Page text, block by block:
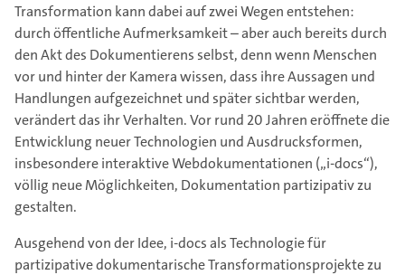
Transformation kann dabei auf zwei Wegen entstehen:
durch öffentliche Aufmerksamkeit – aber auch bereits durch
den Akt des Dokumentierens selbst, denn wenn Menschen
vor und hinter der Kamera wissen, dass ihre Aussagen und
Handlungen aufgezeichnet und später sichtbar werden,
verändert das ihr Verhalten. Vor rund 20 Jahren eröffnete die
Entwicklung neuer Technologien und Ausdrucksformen,
insbesondere interaktive Webdokumentationen („i-docs“),
völlig neue Möglichkeiten, Dokumentation partizipativ zu
gestalten.
Ausgehend von der Idee, i-docs als Technologie für
partizipative dokumentarische Transformationsprojekte zu